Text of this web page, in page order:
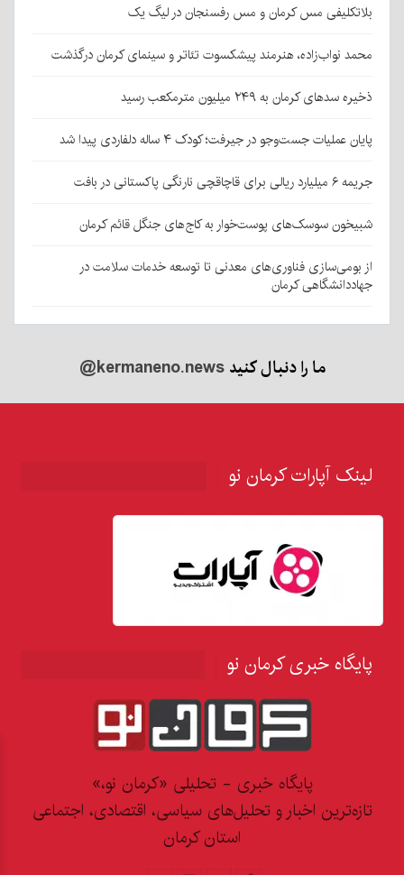
بلاتکلیفی مس کرمان و مس رفسنجان در لیگ یک
محمد نواب‌زاده، هنرمند پیشکسوت تئاتر و سینمای کرمان درگذشت
ذخیره سدهای کرمان به ۲۴۹ میلیون مترمکعب رسید
پایان عملیات جست‌وجو در جیرفت؛ کودک ۴ ساله دلفاردی پیدا شد
جریمه ۶ میلیارد ریالی برای قاچاقچی نارنگی پاکستانی در بافت
شبیخون سوسک‌های پوست‌خوار به کاج‌های جنگل قائم کرمان
از بومی‌سازی فناوری‌های معدنی تا توسعه خدمات سلامت در
جهاددانشگاهی کرمان
ما را دنبال کنید@kermaneno.news
لینک آپارات کرمان نو
پایگاه خبری کرمان نو
پایگاه خبری - تحلیلی «کرمان نو،»
تازه‌ترین اخبار و تحلیل‌های سیاسی، اقتصادی، اجتماعی
استان کرمان